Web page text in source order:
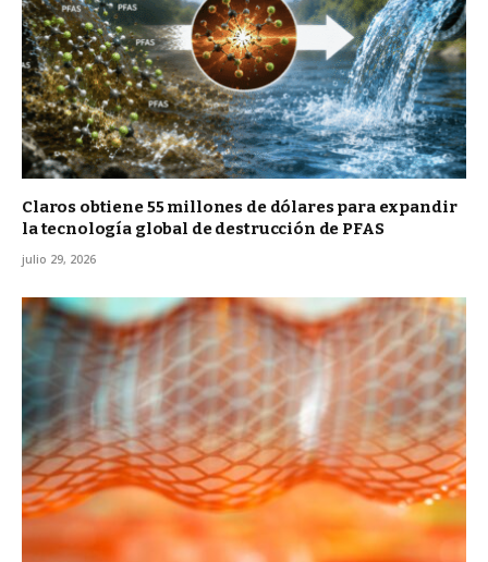
Claros obtiene 55 millones de dólares para expandir
la tecnología global de destrucción de PFAS
julio 29, 2026